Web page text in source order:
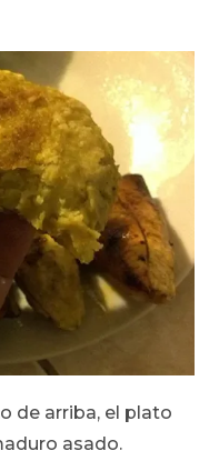
de arriba, el plato
asado.